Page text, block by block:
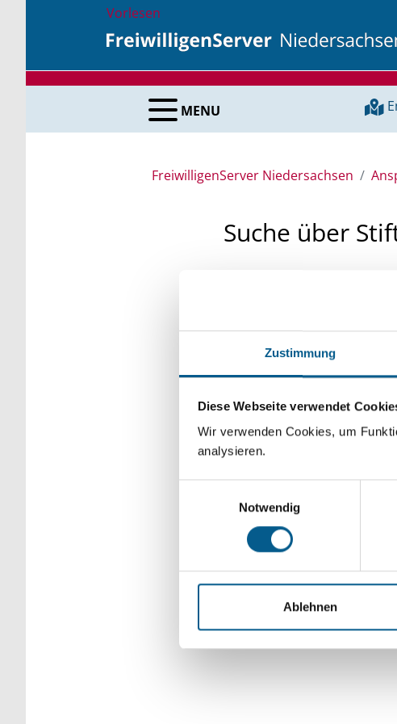
Zustimmung
Diese Webseite verwendet
Wir verwenden Cookies, um
analysieren.
Notwendig
Ablehnen
Vorlesen
MENU
FreiwilligenServer Niedersachsen
Suche über
unsere
Kleinschreibung beachten.
verfeinert werden.